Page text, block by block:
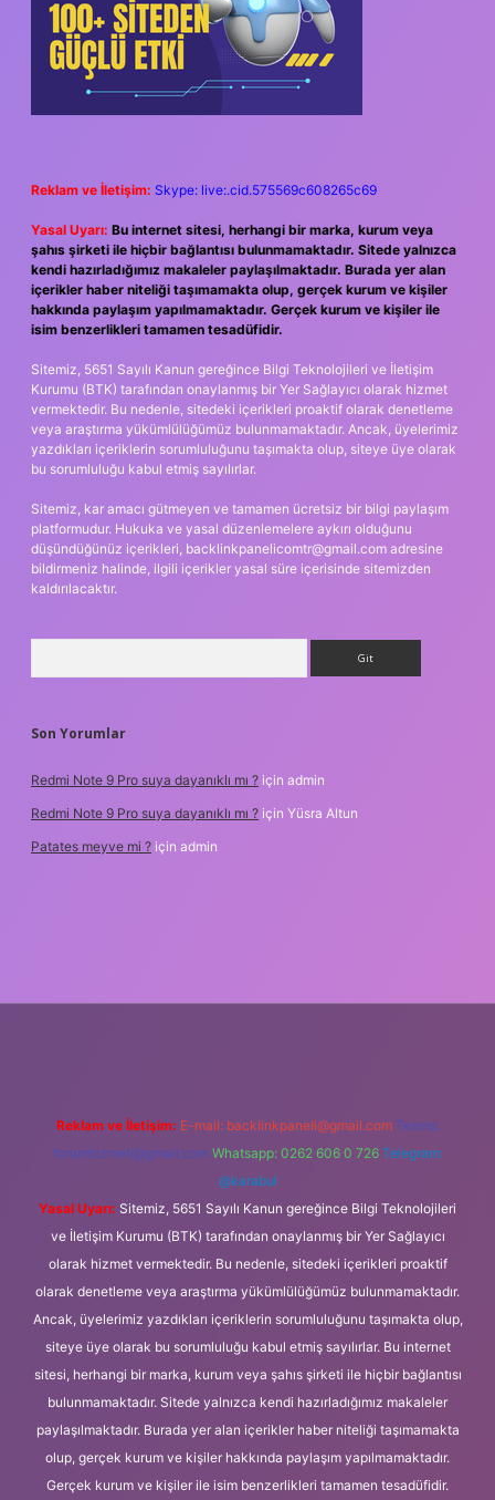
Reklam ve İletişim: Skype: live:.cid.575569c608265c69
Yasal Uyarı: Bu internet sitesi, herhangi bir marka, kurum veya
şahıs şirketi ile hiçbir bağlantısı bulunmamaktadır. Sitede yalnızca
kendi hazırladığımız makaleler paylaşılmaktadır. Burada yer alan
içerikler haber niteliği taşımamakta olup, gerçek kurum ve kişiler
hakkında paylaşım yapılmamaktadır. Gerçek kurum ve kişiler ile
isim benzerlikleri tamamen tesadüfidir.
Sitemiz, 5651 Sayılı Kanun gereğince Bilgi Teknolojileri ve İletişim
Kurumu (BTK) tarafından onaylanmış bir Yer Sağlayıcı olarak hizmet
vermektedir. Bu nedenle, sitedeki içerikleri proaktif olarak denetleme
veya araştırma yükümlülüğümüz bulunmamaktadır. Ancak, üyelerimiz
yazdıkları içeriklerin sorumluluğunu taşımakta olup, siteye üye olarak
bu sorumluluğu kabul etmiş sayılırlar.
Sitemiz, kar amacı gütmeyen ve tamamen ücretsiz bir bilgi paylaşım
platformudur. Hukuka ve yasal düzenlemelere aykırı olduğunu
düşündüğünüz içerikleri, backlinkpanelicomtr@gmail.com adresine
bildirmeniz halinde, ilgili içerikler yasal süre içerisinde sitemizden
kaldırılacaktır.
Son Yorumlar
Redmi Note 9 Pro suya dayanıklı mı ? için admin
Redmi Note 9 Pro suya dayanıklı mı ? için Yüsra Altun
Patates meyve mi ? için admin
Reklam ve İletişim: E-mail: backlinkpaneli@gmail.com Teams:
forumhizmeti@gmail.com Whatsapp: 0262 606 0 726 Telegram:
@karabul
Yasal Uyarı: Sitemiz, 5651 Sayılı Kanun gereğince Bilgi Teknolojileri
ve İletişim Kurumu (BTK) tarafından onaylanmış bir Yer Sağlayıcı
olarak hizmet vermektedir. Bu nedenle, sitedeki içerikleri proaktif
olarak denetleme veya araştırma yükümlülüğümüz bulunmamaktadır.
Ancak, üyelerimiz yazdıkları içeriklerin sorumluluğunu taşımakta olup,
siteye üye olarak bu sorumluluğu kabul etmiş sayılırlar. Bu internet
sitesi, herhangi bir marka, kurum veya şahıs şirketi ile hiçbir bağlantısı
bulunmamaktadır. Sitede yalnızca kendi hazırladığımız makaleler
paylaşılmaktadır. Burada yer alan içerikler haber niteliği taşımamakta
olup, gerçek kurum ve kişiler hakkında paylaşım yapılmamaktadır.
Gerçek kurum ve kişiler ile isim benzerlikleri tamamen tesadüfidir.